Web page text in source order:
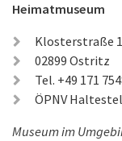
Heimatmuseum
Klosterstraße
02899 Ostritz
Tel. +49 171
ÖPNV
Museum im